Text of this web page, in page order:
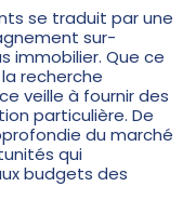
se traduit par une
sur-
immobilier. Que ce
recherche
veille à fournir des
particulière. De
du marché
qui
budgets des